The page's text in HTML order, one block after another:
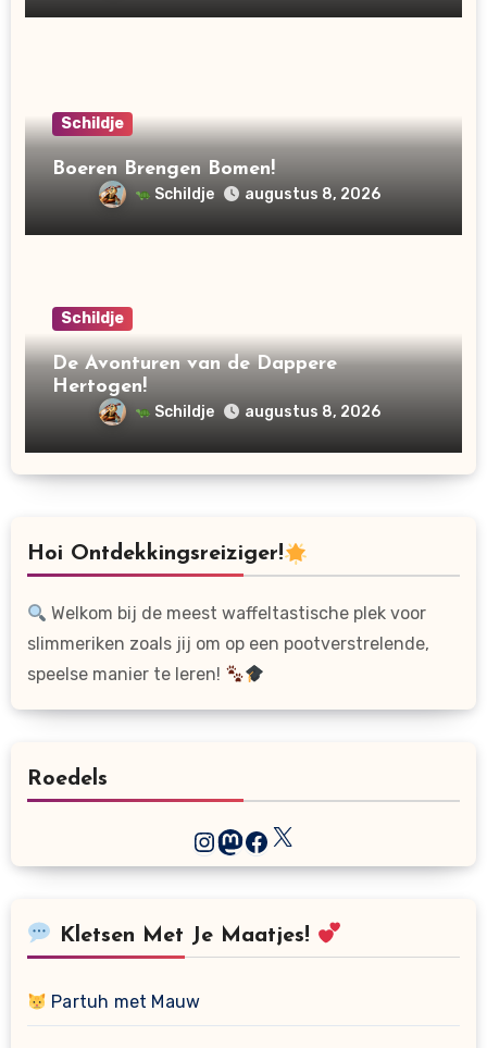
Schildje
Boeren Brengen Bomen!
Schildje augustus 8, 2026
Schildje
De Avonturen van de Dappere
Hertogen!
Schildje augustus 8, 2026
Hoi Ontdekkingsreiziger!
Welkom bij de meest waffeltastische plek voor
slimmeriken zoals jij om op een pootverstrelende,
speelse manier te leren!
Roedels
Instagram
Mastodon
Facebook
X
Kletsen Met Je Maatjes!
Partuh met Mauw